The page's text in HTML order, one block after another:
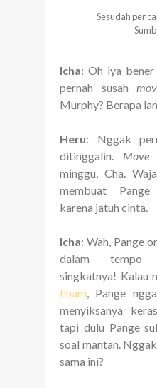
Sesudah
Icha: Oh iya
pernah susah
Murphy? Berapa
Heru: Nggak
ditinggalin. Move
minggu, Cha.
membuat
karena jatuh cinta.
Icha: Wah, Pange
dalam tempo
singkatnya! Kalau
Ilham, Pange
menyiksanya
tapi dulu Pange
soal mantan.
sama ini?